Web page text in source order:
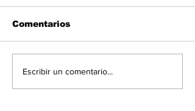
Comentarios
Escribir un comentario...